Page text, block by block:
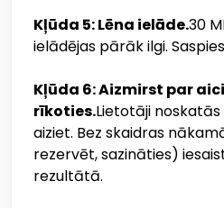
Kļūda 5: Lēna ielāde.30
ielādējas pārāk ilgi.
Kļūda 6: Aizmirst par
rīkoties.Lietotāji
aiziet. Bez skaidras
rezervēt, sazināties)
rezultātā.